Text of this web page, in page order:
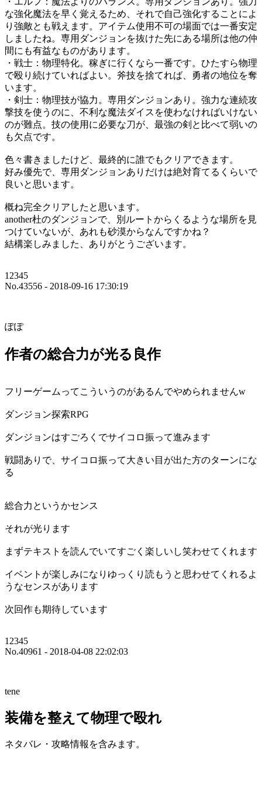
な強化魔法を早く覚えるため、それで自己強化することによ
り強敵とも戦えます。アイテム使用不可の場面では一番安定
しましたね。専用ダンジョンを抜けた先にある場所は他の仲
間にも有益なものがあります。
・戦士：物理特化。稼ぎに行くなら一番です。ひたすら物理
で殴り続けていればよい。斧技を捨てれば、勇者の地位を奪
います。
・剣士：物理技が協力。専用ダンジョンあり。強力な連続攻
撃技を使うのに、不利な魔法ダイスを使わなければいけない
のが難点。技の使用に必要な刀が、最強の剣と比べて弱いの
も欠点です。
色々書きましたけど、最終的に誰でもクリアできます。
好み優先で、専用ダンジョンありだけは絶対育てるくらいで
良いと思います。
概ね完全クリアしたと思います。
another杜のダンジョンで、別ルートからくるような場所を見
つけていないが、あれも砂漠からなんですかね？
結構楽しみました、ありがとうございます。
12345
No.43556 - 2018-09-16 17:30:19
ぽぽ
作者の総合力が光る良作
フリーゲームってこういうのがあるんでやめられませんw
ダンジョン探索RPG
ダンジョンはすごろくでサイコロ振って進みます
戦闘ありで、サイコロ振って大きい目が出た方のターンにな
る
総合力というかセンス
それが光ります
まずテキストを読んでいてすごく楽しいし笑わせてくれます
イベントが楽しみになりゆっくり読もうと思わせてくれるよ
うなセンスがあります
次回作も期待しています
12345
No.40961 - 2018-04-08 22:02:03
tene
装備を整えて物理で殴れ
ネタバレ・攻略情報を含みます。